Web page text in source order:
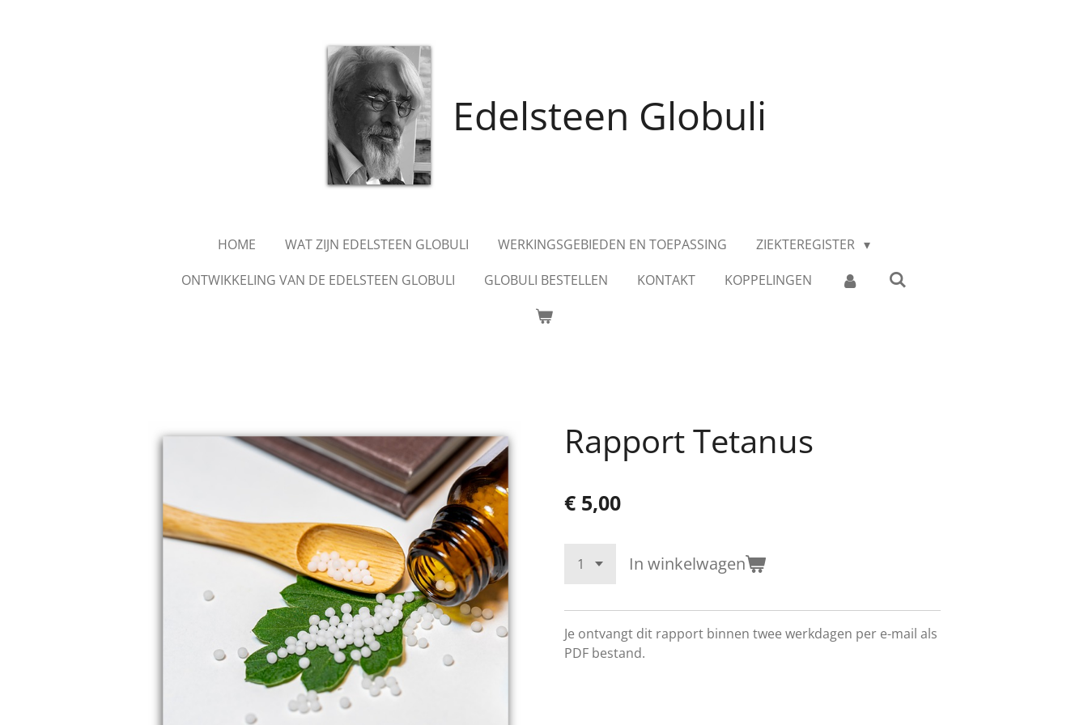
Edelsteen Globuli
HOME WAT ZIJN EDELSTEEN GLOBULI WERKINGSGEBIEDEN EN TOEPASSING
ZIEKTEREGISTER
ONTWIKKELING VAN DE EDELSTEEN GLOBULI
GLOBULI BESTELLEN KONTAKT KOPPELINGEN
Rapport Tetanus
€ 5,00
In winkelwagen
Je ontvangt dit rapport binnen twee werkdagen per e-mail als
PDF bestand.